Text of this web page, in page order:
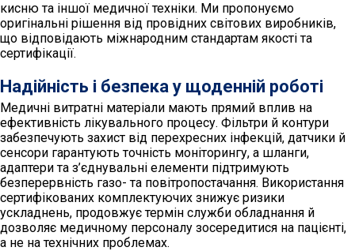
кисню та іншої медичної техніки. Ми пропонуємо
оригінальні рішення від провідних світових виробників,
що відповідають міжнародним стандартам якості та
сертифікації.
Надійність і безпека у щоденній роботі
Медичні витратні матеріали мають прямий вплив на
ефективність лікувального процесу. Фільтри й контури
забезпечують захист від перехресних інфекцій, датчики й
сенсори гарантують точність моніторингу, а шланги,
адаптери та з’єднувальні елементи підтримують
безперервність газо- та повітропостачання. Використання
сертифікованих комплектуючих знижує ризики
ускладнень, продовжує термін служби обладнання й
дозволяє медичному персоналу зосередитися на пацієнті,
а не на технічних проблемах.